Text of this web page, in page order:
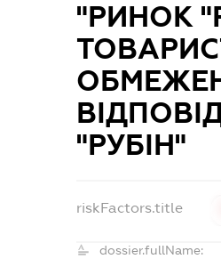
"РИНОК
"РУБІН"
riskFactors.title
dossier.fullName: